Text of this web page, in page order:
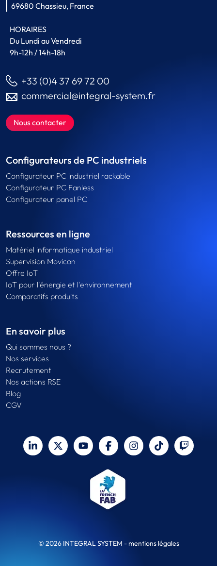
69680 Chassieu, France
HORAIRES
Du Lundi au Vendredi
9h-12h / 14h-18h
+33 (0)4 37 69 72 00
commercial@integral-system.fr
Nous contacter
Configurateurs de PC industriels
Configurateur PC industriel rackable
Configurateur PC Fanless
Configurateur panel PC
Ressources en ligne
Matériel informatique industriel
Supervision Movicon
Offre IoT
IoT pour l'énergie et l'environnement
Comparatifs produits
En savoir plus
Qui sommes nous ?
Nos services
Recrutement
Nos actions RSE
Blog
CGV
© 2026 INTEGRAL SYSTEM - mentions légales